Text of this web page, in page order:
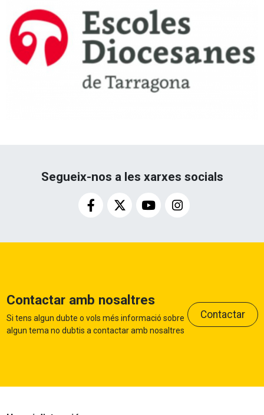
Segueix-nos a les xarxes socials
Contactar amb nosaltres
Si tens algun dubte o vols més informació sobre
algun tema no dubtis a contactar amb nosaltres
Contactar